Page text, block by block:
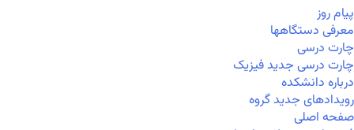
پیام روز
معرفی دستگاهها
چارت درسی
چارت درسی جدید فیزیک
درباره دانشکده
رویدادهای جدید گروه
صفحه اصلی